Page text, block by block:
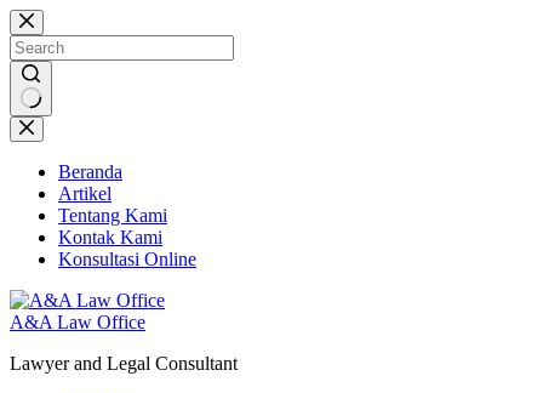
Skip
to
content
No
results
Beranda
Artikel
Tentang Kami
Kontak Kami
Konsultasi Online
A&A Law Office
Lawyer and Legal Consultant